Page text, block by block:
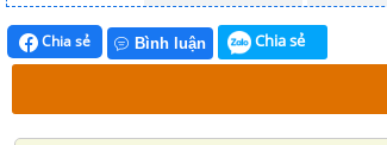
Chia sẻ Bình luận Chia sẻ